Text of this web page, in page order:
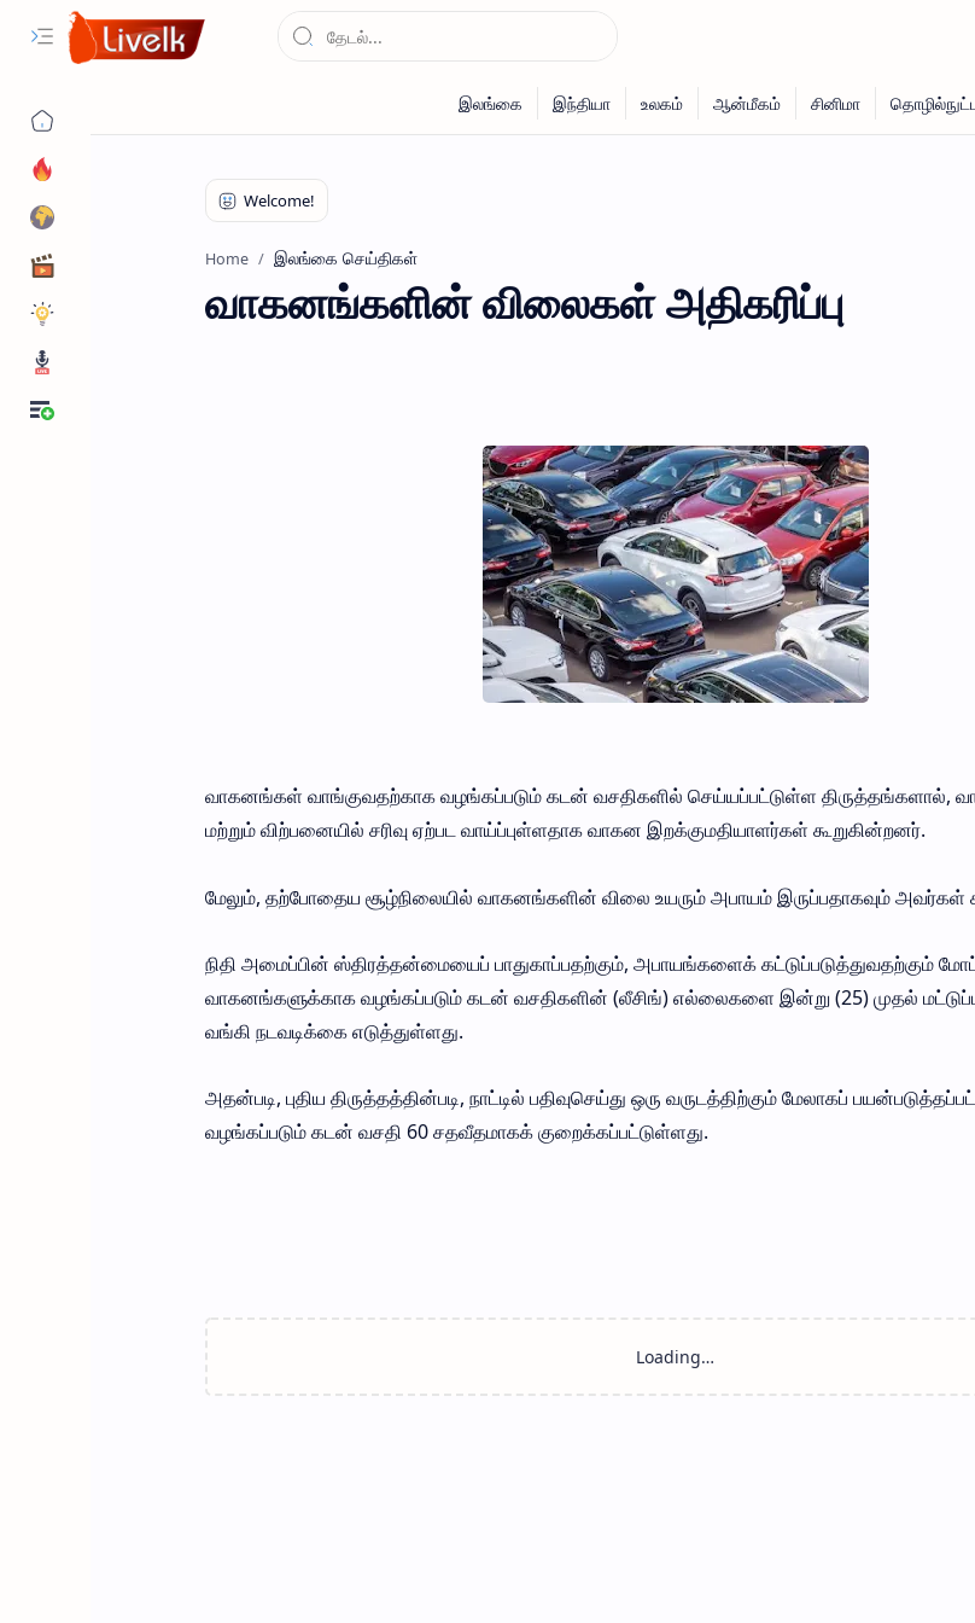
Home இலங்கை செய்திகள்
வாகனங்களின் விலைகள் அதிகரிப்பு
வாகனங்கள் வாங்குவதற்காக வழங்கப்படும் கடன் வசதிகளில் செய்யப்பட்டுள்ள திருத்தங்களால்,
மற்றும் விற்பனையில் சரிவு ஏற்பட வாய்ப்புள்ளதாக வாகன இறக்குமதியாளர்கள் கூறுகின்றனர்.
மேலும், தற்போதைய சூழ்நிலையில் வாகனங்களின் விலை உயரும் அபாயம் இருப்பதாகவும் அவர்கள்
நிதி அமைப்பின் ஸ்திரத்தன்மையைப் பாதுகாப்பதற்கும், அபாயங்களைக் கட்டுப்படுத்துவதற்கும்
வாகனங்களுக்காக வழங்கப்படும் கடன் வசதிகளின் (லீசிங்) எல்லைகளை இன்று (25) முதல்
வங்கி நடவடிக்கை எடுத்துள்ளது.
அதன்படி, புதிய திருத்தத்தின்படி, நாட்டில் பதிவுசெய்து ஒரு வருடத்திற்கும் மேலாகப்
வழங்கப்படும் கடன் வசதி 60 சதவீதமாகக் குறைக்கப்பட்டுள்ளது.